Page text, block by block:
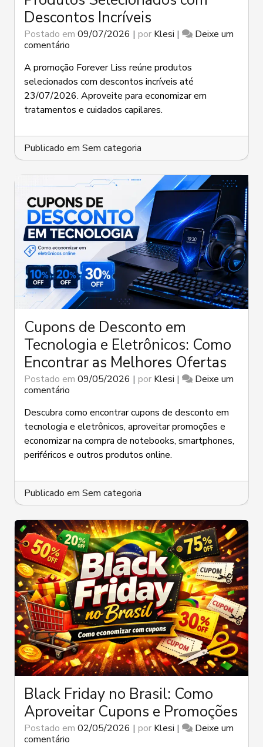
Descontos Incríveis
Postado em 09/07/2026 | por Klesi |
Deixe um
comentário
Forever
Liss:
Produtos
Selecionados
com
Incríveis
A promoção Forever Liss reúne produtos
selecionados com descontos incríveis até
23/07/2026. Aproveite para economizar em
tratamentos e cuidados capilares.
Publicado em Sem categoria
Cupons de Desconto em
Tecnologia e Eletrônicos: Como
Encontrar as Melhores Ofertas
Postado em 09/05/2026 | por Klesi |
Deixe um
comentário
de
Desconto
Tecnologia
e
Como
Encontrar
Ofertas
Descubra como encontrar cupons de desconto em
tecnologia e eletrônicos, aproveitar promoções e
economizar na compra de notebooks, smartphones,
periféricos e outros produtos online.
Publicado em Sem categoria
Black Friday no Brasil: Como
Aproveitar Cupons e Promoções
Postado em 02/05/2026 | por Klesi |
Deixe um
comentário